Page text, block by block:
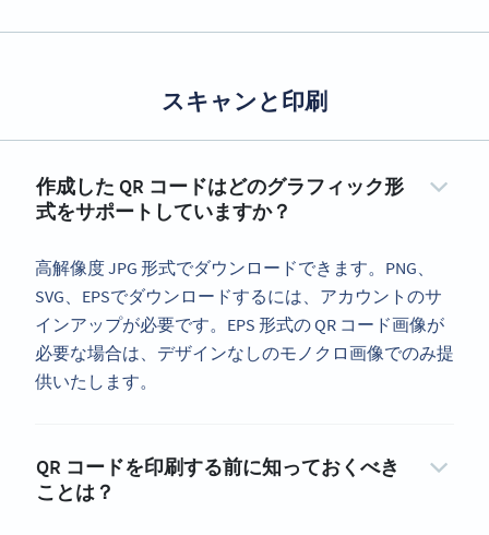
スキャンと印刷
作成した QR コードはどのグラフィック形
式をサポートしていますか？
高解像度 JPG 形式でダウンロードできます。PNG、
SVG、EPSでダウンロードするには、アカウントのサ
インアップが必要です。EPS 形式の QR コード画像が
必要な場合は、デザインなしのモノクロ画像でのみ提
供いたします。
QR コードを印刷する前に知っておくべき
ことは？